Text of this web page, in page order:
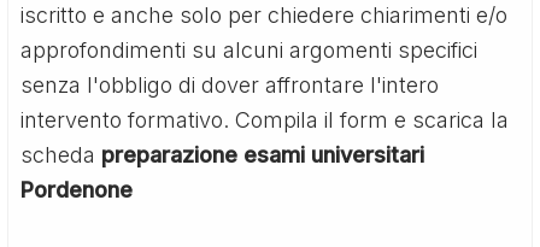
iscritto e anche solo per chiedere chiarimenti e/o
approfondimenti su alcuni argomenti specifici
senza l'obbligo di dover affrontare l'intero
intervento formativo. Compila il form e scarica la
scheda preparazione esami universitari
Pordenone